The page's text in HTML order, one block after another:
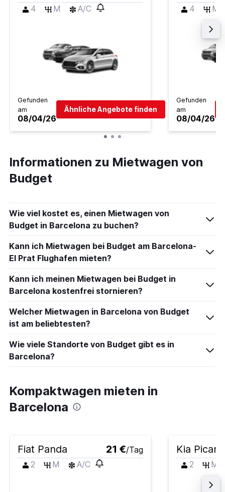
4
M A/C
Gefunden
am
08/04/26
Ähnliche Angebote finden
4 M
Gefunden
am
08/04/26
Informationen zu Mietwagen von
Budget
Wie viel kostet es, einen Mietwagen von
Budget in Barcelona zu buchen?
Kann ich Mietwagen bei Budget am Barcelona-
El Prat Flughafen mieten?
Kann ich meinen Mietwagen bei Budget in
Barcelona kostenfrei stornieren?
Welcher Mietwagen in Barcelona von Budget
ist am beliebtesten?
Wie viele Standorte von Budget gibt es in
Barcelona?
Kompaktwagen mieten in
Barcelona
Fiat Panda 21 €/Tag
2
M A/C
Kia
2 M